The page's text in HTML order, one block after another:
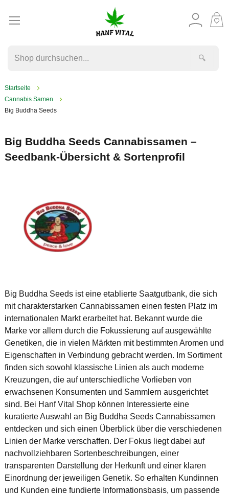
🔍
Startseite
Cannabis Samen
Big Buddha Seeds
Big Buddha Seeds Cannabissamen –
Seedbank-Übersicht & Sortenprofil
Big Buddha Seeds ist eine etablierte Saatgutbank, die sich
mit charakterstarken Cannabissamen einen festen Platz im
internationalen Markt erarbeitet hat. Bekannt wurde die
Marke vor allem durch die Fokussierung auf ausgewählte
Genetiken, die in vielen Märkten mit bestimmten Aromen und
Eigenschaften in Verbindung gebracht werden. Im Sortiment
finden sich sowohl klassische Linien als auch moderne
Kreuzungen, die auf unterschiedliche Vorlieben von
erwachsenen Konsumenten und Sammlern ausgerichtet
sind. Bei Hanf Vital Shop können Interessierte eine
kuratierte Auswahl an Big Buddha Seeds Cannabissamen
entdecken und sich einen Überblick über die verschiedenen
Linien der Marke verschaffen. Der Fokus liegt dabei auf
nachvollziehbaren Sortenbeschreibungen, einer
transparenten Darstellung der Herkunft und einer klaren
Einordnung der jeweiligen Genetik. So erhalten Kundinnen
und Kunden eine fundierte Informationsbasis, um passende